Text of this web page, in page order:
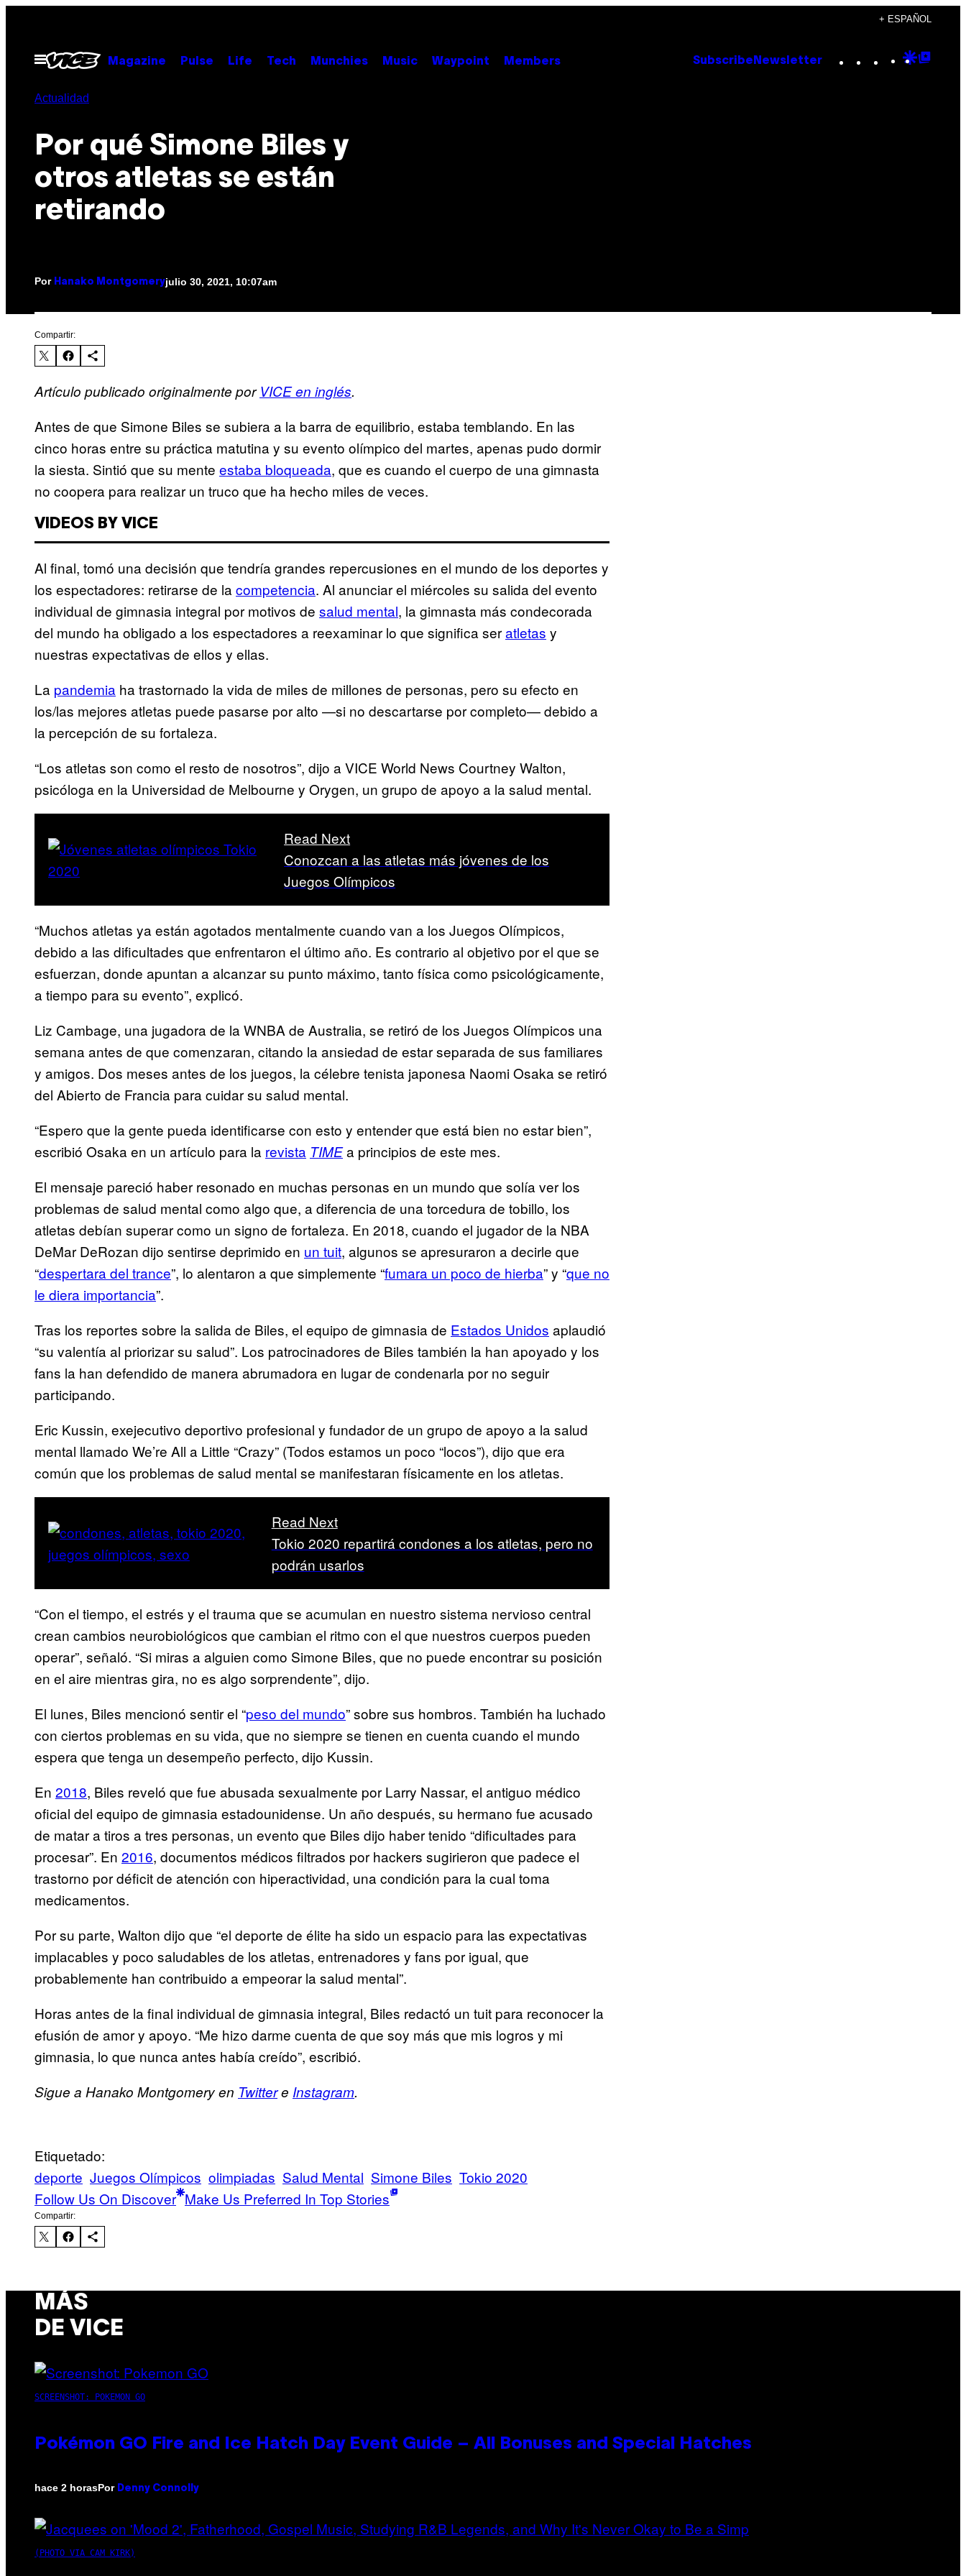
contenido
+ ESPAÑOL
Abrir
Menú
Magazine Pulse Life Tech Munchies Music Waypoint Members Subscribe Newsletter Instagram
TikTok
YouTube
Google
Actualidad
Por qué Simone Biles y
otros atletas se están
retirando
Por Hanako Montgomeryjulio 30, 2021, 10:07am
Compartir:
Artículo publicado originalmente porVICE en inglés.
Antes de que Simone Biles se subiera a la barra de equilibrio, estaba temblando. En las
cinco horas entre su práctica matutina y su evento olímpico del martes, apenas pudo dormir
la siesta. Sintió que su mente estaba bloqueada, que es cuando el cuerpo de una gimnasta
no coopera para realizar un truco que ha hecho miles de veces.
VIDEOS BY VICE
Al final, tomó una decisión que tendría grandes repercusiones en el mundo de los deportes y
los espectadores: retirarse de la competencia. Al anunciar el miércoles su salida del evento
individual de gimnasia integral por motivos de salud mental, la gimnasta más condecorada
del mundo ha obligado a los espectadores a reexaminar lo que significa seratletas y
nuestras expectativas de ellos y ellas.
La pandemia ha trastornado la vida de miles de millones de personas, pero su efecto en
los/las mejores atletas puede pasarse por alto —si no descartarse por completo— debido a
la percepción de su fortaleza.
“Los atletas son como el resto de nosotros”, dijo a VICE World News Courtney Walton,
psicóloga en la Universidad de Melbourne y Orygen, un grupo de apoyo a la salud mental.
Read Next
Conozcan a las atletas más jóvenes de los
Juegos Olímpicos
“Muchos atletas ya están agotados mentalmente cuando van a los Juegos Olímpicos,
debido a las dificultades que enfrentaron el último año. Es contrario al objetivo por el que se
esfuerzan, donde apuntan a alcanzar su punto máximo, tanto física como psicológicamente,
a tiempo para su evento”, explicó.
Liz Cambage, una jugadora de la WNBA de Australia, se retiró de los Juegos Olímpicos una
semana antes de que comenzaran, citando la ansiedad de estar separada de sus familiares
y amigos. Dos meses antes de los juegos, la célebre tenista japonesa Naomi Osaka se retiró
del Abierto de Francia para cuidar su salud mental.
“Espero que la gente pueda identificarse con esto y entender que está bien no estar bien”,
escribió Osaka en un artículo para la revista TIMEa principios de este mes.
El mensaje pareció haber resonado en muchas personas en un mundo que solía ver los
problemas de salud mental como algo que, a diferencia de una torcedura de tobillo, los
atletas debían superar como un signo de fortaleza. En 2018, cuando el jugador de la NBA
DeMar DeRozan dijo sentirse deprimido en un tuit, algunos se apresuraron a decirle que
“despertara del trance”, lo alentaron a que simplemente “fumara un poco de hierba” y “que no
le diera importancia”.
Tras los reportes sobre la salida de Biles, el equipo de gimnasia de Estados Unidos aplaudió
“su valentía al priorizar su salud”. Los patrocinadores de Biles también la han apoyado y los
fans la han defendido de manera abrumadora en lugar de condenarla por no seguir
participando.
Eric Kussin, exejecutivo deportivo profesional y fundador de un grupo de apoyo a la salud
mental llamado We’re All a Little “Crazy” (Todos estamos un poco “locos”), dijo que era
común que los problemas de salud mental se manifestaran físicamente en los atletas.
Read Next
Tokio 2020 repartirá condones a los atletas, pero no
podrán usarlos
“Con el tiempo, el estrés y el trauma que se acumulan en nuestro sistema nervioso central
crean cambios neurobiológicos que cambian el ritmo con el que nuestros cuerpos pueden
operar”, señaló. “Si miras a alguien como Simone Biles, que no puede encontrar su posición
en el aire mientras gira, no es algo sorprendente”, dijo.
El lunes, Biles mencionó sentir el “peso del mundo” sobre sus hombros. También ha luchado
con ciertos problemas en su vida, que no siempre se tienen en cuenta cuando el mundo
espera que tenga un desempeño perfecto, dijo Kussin.
En 2018, Biles reveló que fue abusada sexualmente por Larry Nassar, el antiguo médico
oficial del equipo de gimnasia estadounidense. Un año después, su hermano fue acusado
de matar a tiros a tres personas, un evento que Biles dijo haber tenido “dificultades para
procesar”. En 2016, documentos médicos filtrados por hackers sugirieron que padece el
trastorno por déficit de atención con hiperactividad, una condición para la cual toma
medicamentos.
Por su parte, Walton dijo que “el deporte de élite ha sido un espacio para las expectativas
implacables y poco saludables de los atletas, entrenadores y fans por igual, que
probablemente han contribuido a empeorar la salud mental”.
Horas antes de la final individual de gimnasia integral, Biles redactó un tuit para reconocer la
efusión de amor y apoyo. “Me hizo darme cuenta de que soy más que mis logros y mi
gimnasia, lo que nunca antes había creído”, escribió.
Sigue a Hanako Montgomery en Twittere Instagram.
Etiquetado:
deporte Juegos Olímpicos olimpiadas Salud Mental Simone Biles Tokio 2020
Follow Us On Discover Make Us Preferred In Top Stories
Compartir:
MÁS
DE VICE
SCREENSHOT: POKEMON GO
Pokémon GO Fire and Ice Hatch Day Event Guide – All Bonuses and Special Hatches
hace 2 horasPor Denny Connolly
(PHOTO VIA CAM KIRK)